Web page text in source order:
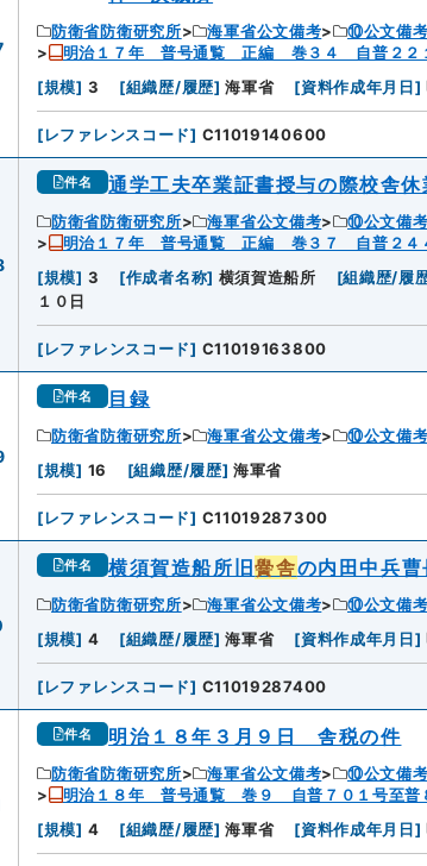
防衛省防衛研究所 海軍省公文備考 ⑩公文備
明治１７年 普号通覧 正編 巻３４ 自普２２
[規模] 3 [組織歴/履歴] 海軍省 [資料作成年月日]
[レファレンスコード] C11019140600
件名 通学工夫卒業証書授与の際校舎
防衛省防衛研究所 海軍省公文備考 ⑩公文備
明治１７年 普号通覧 正編 巻３７ 自普２４
[規模] 3 [作成者名称] 横須賀造船所 [組織歴/履
１０日
[レファレンスコード] C11019163800
件名 目録
防衛省防衛研究所 海軍省公文備考 ⑩公文備
[規模] 16 [組織歴/履歴] 海軍省
[レファレンスコード] C11019287300
件名 横須賀造船所旧黌舎の内田中兵
防衛省防衛研究所 海軍省公文備考 ⑩公文備
[規模] 4 [組織歴/履歴] 海軍省 [資料作成年月日]
[レファレンスコード] C11019287400
件名 明治１８年３月９日 舎税の件
防衛省防衛研究所 海軍省公文備考 ⑩公文備
明治１８年 普号通覧 巻９ 自普７０１号至普
[規模] 4 [組織歴/履歴] 海軍省 [資料作成年月日]